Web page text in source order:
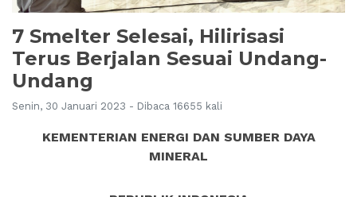
7 Smelter Selesai, Hilirisasi
Terus Berjalan Sesuai Undang-
Undang
Senin, 30 Januari 2023 - Dibaca 16655 kali
KEMENTERIAN ENERGI DAN SUMBER DAYA
MINERAL